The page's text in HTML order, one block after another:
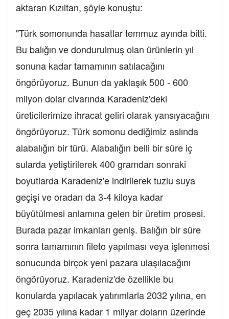
aktaran Kızıltan, şöyle konuştu:
"Türk somonunda hasatlar temmuz ayında bitti.
Bu balığın ve dondurulmuş olan ürünlerin yıl
sonuna kadar tamamının satılacağını
öngörüyoruz. Bunun da yaklaşık 500 - 600
milyon dolar civarında Karadeniz'deki
üreticilerimize ihracat geliri olarak yansıyacağını
öngörüyoruz. Türk somonu dediğimiz aslında
alabalığın bir türü. Alabalığın belli bir süre iç
sularda yetiştirilerek 400 gramdan sonraki
boyutlarda Karadeniz'e indirilerek tuzlu suya
geçişi ve oradan da 3-4 kiloya kadar
büyütülmesi anlamına gelen bir üretim prosesi.
Burada pazar imkanları geniş. Balığın bir süre
sonra tamamının fileto yapılması veya işlenmesi
sonucunda birçok yeni pazara ulaşılacağını
öngörüyoruz. Karadeniz'de özellikle bu
konularda yapılacak yatırımlarla 2032 yılına, en
geç 2035 yılına kadar 1 milyar doların üzerinde